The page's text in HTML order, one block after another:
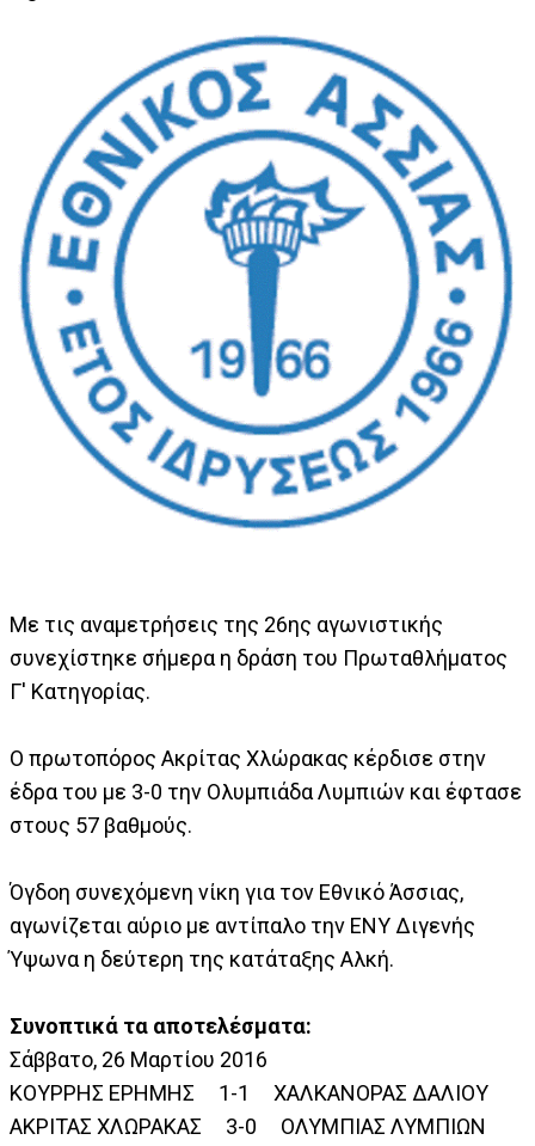
Με τις αναμετρήσεις της 26ης αγωνιστικής
συνεχίστηκε σήμερα η δράση του Πρωταθλήματος
Γ' Κατηγορίας.
Ο πρωτοπόρος Ακρίτας Χλώρακας κέρδισε στην
έδρα του με 3-0 την Ολυμπιάδα Λυμπιών και έφτασε
στους 57 βαθμούς.
Όγδοη συνεχόμενη νίκη για τον Εθνικό Άσσιας,
αγωνίζεται αύριο με αντίπαλο την ΕΝΥ Διγενής
Ύψωνα η δεύτερη της κατάταξης Αλκή.
Συνοπτικά τα αποτελέσματα:
Σάββατο, 26 Μαρτίου 2016
ΚΟΥΡΡΗΣ ΕΡΗΜΗΣ 1-1 ΧΑΛΚΑΝΟΡΑΣ ΔΑΛΙΟΥ
ΑΚΡΙΤΑΣ ΧΛΩΡΑΚΑΣ 3-0 ΟΛΥΜΠΙΑΣ ΛΥΜΠΙΩΝ